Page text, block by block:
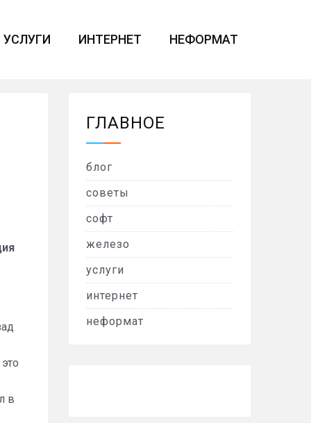
УСЛУГИ ИНТЕРНЕТ НЕФОРМАТ
в
ГЛАВНОЕ
блог
советы
софт
железо
услуги
интернет
неформат